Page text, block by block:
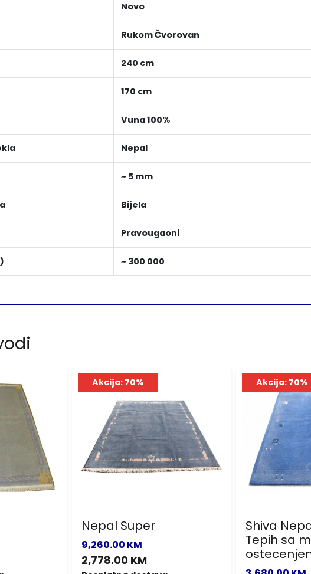
Novo
Rukom Čvorovan
240 cm
170 cm
Vuna 100%
Nepal
~ 5 mm
Bijela
Pravougaoni
~ 300 000
Akcija: 70%
Nepal Super
9,260.00 KM
2,778.00 KM
Akcija: 70%
Shiva
Tepih sa